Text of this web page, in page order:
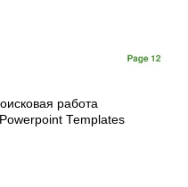
работа
Templates